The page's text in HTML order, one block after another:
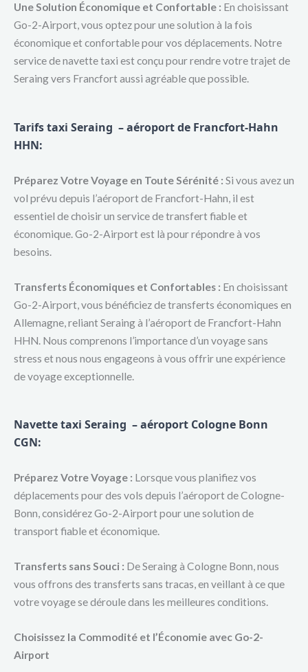
Une Solution Économique et Confortable : En choisissant
Go-2-Airport, vous optez pour une solution à la fois
économique et confortable pour vos déplacements. Notre
service de navette taxi est conçu pour rendre votre trajet de
Seraing vers Francfort aussi agréable que possible.
Tarifs taxi Seraing – aéroport de Francfort-Hahn
HHN:
Préparez Votre Voyage en Toute Sérénité : Si vous avez un
vol prévu depuis l’aéroport de Francfort-Hahn, il est
essentiel de choisir un service de transfert fiable et
économique. Go-2-Airport est là pour répondre à vos
besoins.
Transferts Économiques et Confortables : En choisissant
Go-2-Airport, vous bénéficiez de transferts économiques en
Allemagne, reliant Seraing à l’aéroport de Francfort-Hahn
HHN. Nous comprenons l’importance d’un voyage sans
stress et nous nous engageons à vous offrir une expérience
de voyage exceptionnelle.
Navette taxi Seraing – aéroport Cologne Bonn
CGN:
Préparez Votre Voyage : Lorsque vous planifiez vos
déplacements pour des vols depuis l’aéroport de Cologne-
Bonn, considérez Go-2-Airport pour une solution de
transport fiable et économique.
Transferts sans Souci : De Seraing à Cologne Bonn, nous
vous offrons des transferts sans tracas, en veillant à ce que
votre voyage se déroule dans les meilleures conditions.
Choisissez la Commodité et l’Économie avec Go-2-
Airport